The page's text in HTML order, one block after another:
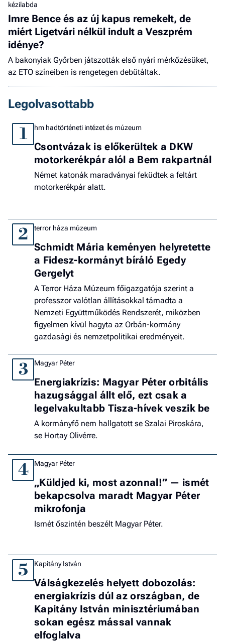
kézilabda
Imre Bence és az új kapus remekelt, de
miért Ligetvári nélkül indult a Veszprém
idénye?
A bakonyiak Győrben játszották első nyári mérkőzésüket,
az ETO színeiben is rengetegen debütáltak.
Legolvasottabb
1 hm hadtörténeti intézet és múzeum
Csontvázak is előkerültek a DKW
motorkerékpár alól a Bem rakpartnál
Német katonák maradványai feküdtek a feltárt
motorkerékpár alatt.
2 terror háza múzeum
Schmidt Mária keményen helyretette
a Fidesz-kormányt bíráló Egedy
Gergelyt
A Terror Háza Múzeum főigazgatója szerint a
professzor valótlan állításokkal támadta a
Nemzeti Együttműködés Rendszerét, miközben
figyelmen kívül hagyta az Orbán-kormány
gazdasági és nemzetpolitikai eredményeit.
3 Magyar Péter
Energiakrízis: Magyar Péter orbitális
hazugsággal állt elő, ezt csak a
legelvakultabb Tisza-hívek veszik be
A kormányfő nem hallgatott se Szalai Piroskára,
se Hortay Olivérre.
4 Magyar Péter
„Küldjed ki, most azonnal!” — ismét
bekapcsolva maradt Magyar Péter
mikrofonja
Ismét őszintén beszélt Magyar Péter.
5 Kapitány István
Válságkezelés helyett dobozolás:
energiakrízis dúl az országban, de
Kapitány István minisztériumában
sokan egész mással vannak
elfoglalva